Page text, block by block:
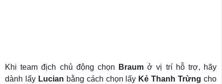
Khi team địch chủ động chọn Braum ở vị trí hỗ trợ, hãy
dành lấy Lucian bằng cách chọn lấy Kẻ Thanh Trừngcho